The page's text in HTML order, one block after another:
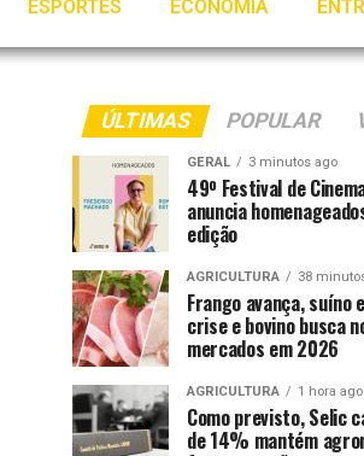
ESPORTES ECONOMIA
ÚLTIMAS POPULAR
GERAL 3 minutos ago
49º Festival de
anuncia
edição
AGRICULTURA 38
Frango avança, suíno
crise e bovino busca
mercados em 2026
AGRICULTURA 1 hora ago
Como previsto, Selic
de 14% mantém